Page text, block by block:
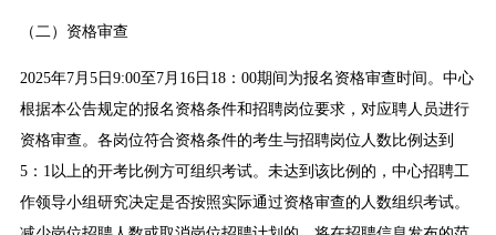
（二）资格审查
2025年7月5日9:00至7月16日18：00期间为报名资格审查时间。中心
根据本公告规定的报名资格条件和招聘岗位要求，对应聘人员进行
资格审查。各岗位符合资格条件的考生与招聘岗位人数比例达到
5：1以上的开考比例方可组织考试。未达到该比例的，中心招聘工
作领导小组研究决定是否按照实际通过资格审查的人数组织考试。